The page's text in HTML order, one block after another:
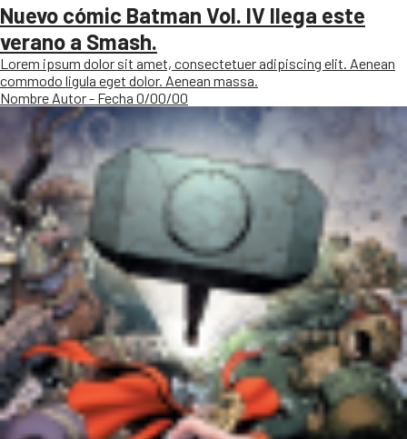
Nuevo cómic Batman Vol. IV llega este
verano a Smash.
Lorem ipsum dolor sit amet, consectetuer adipiscing elit. Aenean
commodo ligula eget dolor. Aenean massa.
Nombre Autor - Fecha 0/00/00